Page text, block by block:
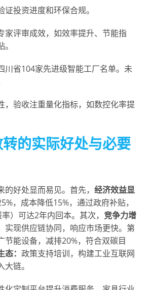
投资进度和环保合规。
家评审成效，如效率提升、节能指
川省104家先进级智能工厂名单。未
，验收注重量化指标，如数控化率提
的实际好处与必要
的好处显而易见。首先，经济效益显
，成本降低15%，通过政府补贴，
）可达2年内回本。其次， 竞争力增
实现供应链协同，响应市场更快。第
节能设备，减排20%，符合双碳目
态：政策支持培训，构建工业互联网
链。